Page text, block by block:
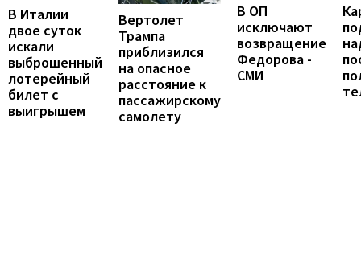
В Италии
двое суток
искали
выброшенный
лотерейный
билет с
выигрышем
Вертолет
Трампа
приблизился
на опасное
расстояние к
пассажирскому
самолету
В ОП
исключают
возвращение
Федорова -
СМИ